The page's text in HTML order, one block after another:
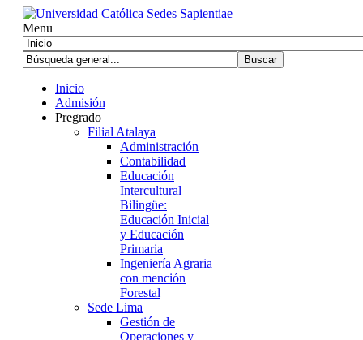
Menu
Inicio
Admisión
Pregrado
Filial Atalaya
Administración
Contabilidad
Educación
Intercultural
Bilingüe:
Educación Inicial
y Educación
Primaria
Ingeniería Agraria
con mención
Forestal
Sede Lima
Gestión de
Operaciones y